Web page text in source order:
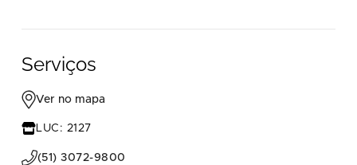
Serviços
Ver no mapa
LUC: 2127
(51) 3072-9800